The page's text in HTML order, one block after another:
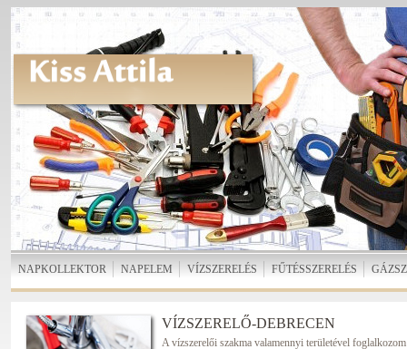
NAPKOLLEKTOR NAPELEM VÍZSZERELÉS FŰTÉSSZERELÉS
VÍZSZERELŐ-DEBRECEN
A vízszerelői szakma valamennyi területével foglalkozom